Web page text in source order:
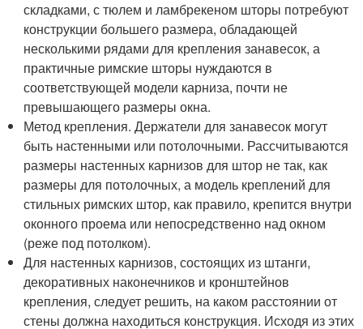
складками, с тюлем и ламбрекеном шторы потребуют
конструкции большего размера, обладающей
несколькими рядами для крепления занавесок, а
практичные римские шторы нуждаются в
соответствующей модели карниза, почти не
превышающего размеры окна.
Метод крепления. Держатели для занавесок могут
быть настенными или потолочными. Рассчитываются
размеры настенных карнизов для штор не так, как
размеры для потолочных, а модель креплений для
стильных римских штор, как правило, крепится внутри
оконного проема или непосредственно над окном
(реже под потолком).
Для настенных карнизов, состоящих из штанги,
декоративных наконечников и кронштейнов
крепления, следует решить, на каком расстоянии от
стены должна находиться конструкция. Исходя из этих